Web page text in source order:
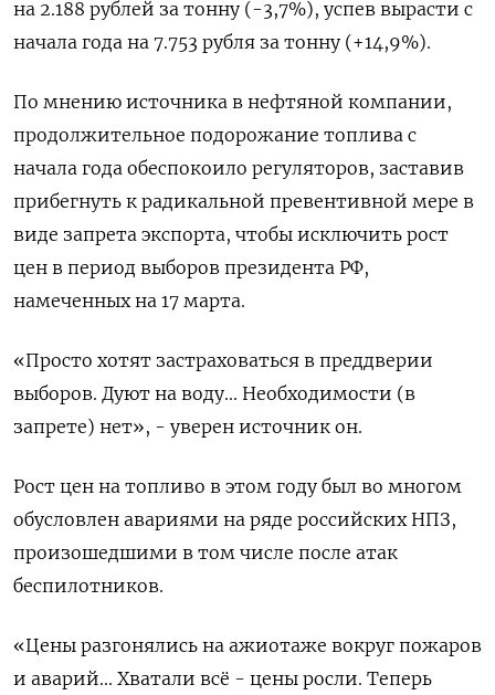
на 2.188 рублей за тонну (-3,7%), успев вырасти с
начала года на 7.753 рубля за тонну (+14,9%).
По мнению источника в нефтяной компании,
продолжительное подорожание топлива с
начала года обеспокоило регуляторов, заставив
прибегнуть к радикальной превентивной мере в
виде запрета экспорта, чтобы исключить рост
цен в период выборов президента РФ,
намеченных на 17 марта.
«Просто хотят застраховаться в преддверии
выборов. Дуют на воду... Необходимости (в
запрете) нет», - уверен источник он.
Рост цен на топливо в этом году был во многом
обусловлен авариями на ряде российских НПЗ,
произошедшими в том числе после атак
беспилотников.
«Цены разгонялись на ажиотаже вокруг пожаров
и аварий... Хватали всё - цены росли. Теперь